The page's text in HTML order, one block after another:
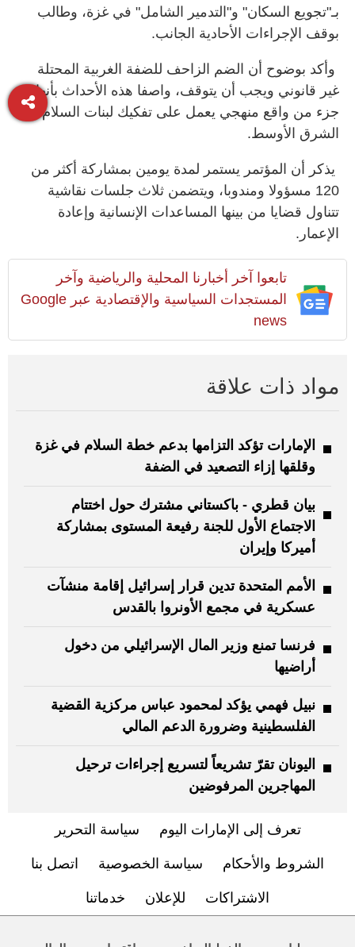
بـ"تجويع السكان" و"التدمير الشامل" في غزة، وطالب
بوقف الإجراءات الأحادية الجانب.
وأكد بوضوح أن الضم الزاحف للضفة الغربية المحتلة
غير قانوني ويجب أن يتوقف، واصفا هذه الأحداث بأنها
جزء من واقع منهجي يعمل على تفكيك لبنات السلام في
الشرق الأوسط.
يذكر أن المؤتمر يستمر لمدة يومين بمشاركة أكثر من
120 مسؤولا ومندوبا، ويتضمن ثلاث جلسات نقاشية
تتناول قضايا من بينها المساعدات الإنسانية وإعادة
الإعمار.
تابعوا آخر أخبارنا المحلية والرياضية وآخر
المستجدات السياسية والإقتصادية عبر Google
news
مواد ذات علاقة
الإمارات تؤكد التزامها بدعم خطة السلام في غزة
وقلقها إزاء التصعيد في الضفة
بيان قطري - باكستاني مشترك حول اختتام
الاجتماع الأول للجنة رفيعة المستوى بمشاركة
أميركا وإيران
الأمم المتحدة تدين قرار إسرائيل إقامة منشآت
عسكرية في مجمع الأونروا بالقدس
فرنسا تمنع وزير المال الإسرائيلي من دخول
أراضيها
نبيل فهمي يؤكد لمحمود عباس مركزية القضية
الفلسطينية وضرورة الدعم المالي
اليونان تقرّ تشريعاً لتسريع إجراءات ترحيل
المهاجرين المرفوضين
تعرف إلى الإمارات اليوم سياسة التحرير
الشروط والأحكام سياسة الخصوصية اتصل بنا
الاشتراكات للإعلان خدماتنا